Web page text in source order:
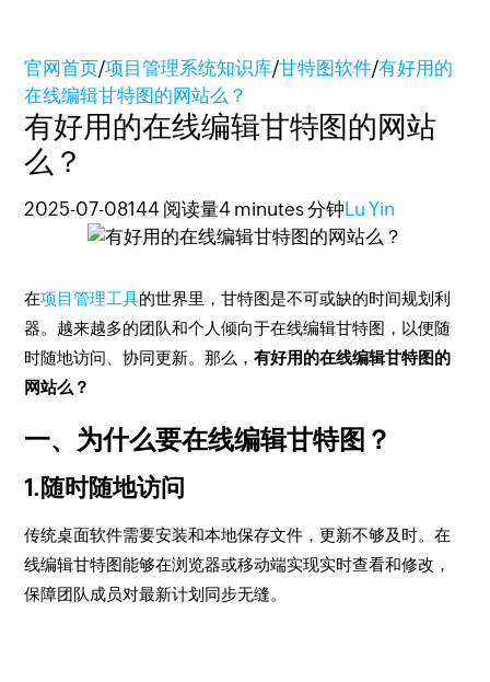
官网首页/项目管理系统知识库/甘特图软件/有好用的
在线编辑甘特图的网站么？
有好用的在线编辑甘特图的网站
么？
2025-07-08144 阅读量4 minutes 分钟 Lu Yin
在项目管理工具的世界里，甘特图是不可或缺的时间规划利
器。越来越多的团队和个人倾向于在线编辑甘特图，以便随
时随地访问、协同更新。那么，有好用的在线编辑甘特图的
网站么？
一、为什么要在线编辑甘特图？
1.随时随地访问
传统桌面软件需要安装和本地保存文件，更新不够及时。在
线编辑甘特图能够在浏览器或移动端实现实时查看和修改，
保障团队成员对最新计划同步无缝。